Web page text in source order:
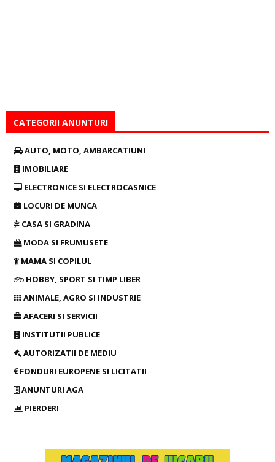
CATEGORII ANUNTURI
AUTO, MOTO, AMBARCATIUNI
IMOBILIARE
ELECTRONICE SI ELECTROCASNICE
LOCURI DE MUNCA
CASA SI GRADINA
MODA SI FRUMUSETE
MAMA SI COPILUL
HOBBY, SPORT SI TIMP LIBER
ANIMALE, AGRO SI INDUSTRIE
AFACERI SI SERVICII
INSTITUTII PUBLICE
AUTORIZATII DE MEDIU
FONDURI EUROPENE SI LICITATII
ANUNTURI AGA
PIERDERI